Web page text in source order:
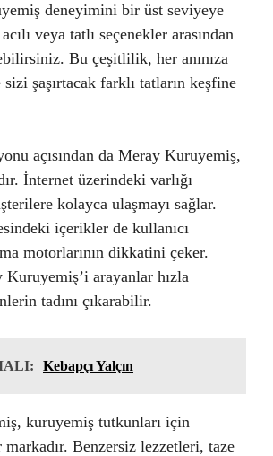
deneyimini bir üst seviyeye
veya tatlı seçenekler arasından
Bu çeşitlilik, her anınıza
şaşırtacak farklı tatların keşfine
açısından da Meray Kuruyemiş,
İnternet üzerindeki varlığı
kolayca ulaşmayı sağlar.
içerikler de kullanıcı
motorlarının dikkatini çeker.
arayanlar hızla
tadını çıkarabilir.
Kebapçı Yalçın
kuruyemiş tutkunları için
Benzersiz lezzetleri, taze